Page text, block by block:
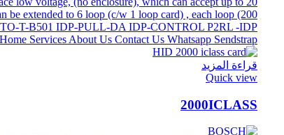
قراءة المزيد
Quick view
2000ICLASS